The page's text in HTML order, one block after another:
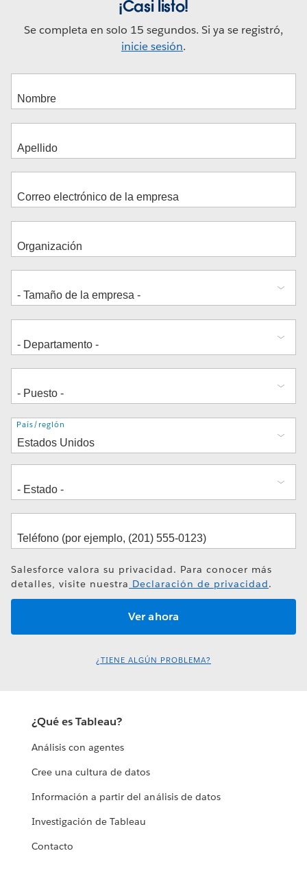
¡Casi listo!
Se completa en solo 15 segundos. Si ya se registró,
inicie sesión.
Dirección
País/región
Salesforce valora su privacidad. Para conocer más
detalles, visite nuestra Declaración de privacidad.
¿TIENE ALGÚN PROBLEMA?
¿Qué es Tableau?
Análisis con agentes
Cree una cultura de datos
Información a partir del análisis de datos
Investigación de Tableau
Contacto